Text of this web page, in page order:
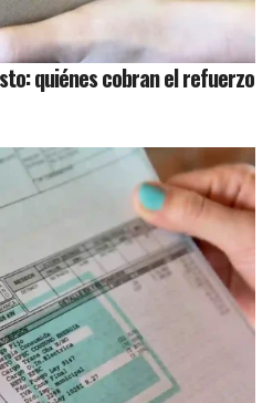
quiénes cobran el refuerzo